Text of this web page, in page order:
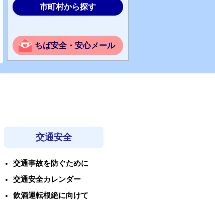
市町村から探す
ちば安全・安心メール
交通安全
交通事故を防ぐために
交通安全カレンダー
飲酒運転根絶に向けて